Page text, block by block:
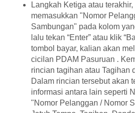
Langkah Ketiga atau
memasukkan "Nomor
Sambungan" pada kolom
lalu tekan “Enter” atau klik
tombol bayar, kalian akan
cicilan PDAM Pasuruan .
rincian tagihan atau Tagihan
Dalam rincian tersebut akan
informasi antara lain seperti
"Nomor Pelanggan / Nomor